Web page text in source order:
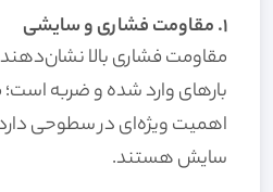
۱. مقاومت فشاری و سایشی
مقاومت فشاری بالا
بارهای وارد شده و ضربه
اهمیت ویژه‌ای در سطوحی
سایش هستند.